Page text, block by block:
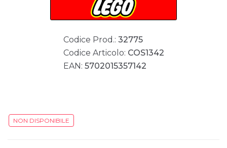
Codice Prod.: 32775
Codice Articolo: COS1342
EAN: 5702015357142
NON DISPONIBILE